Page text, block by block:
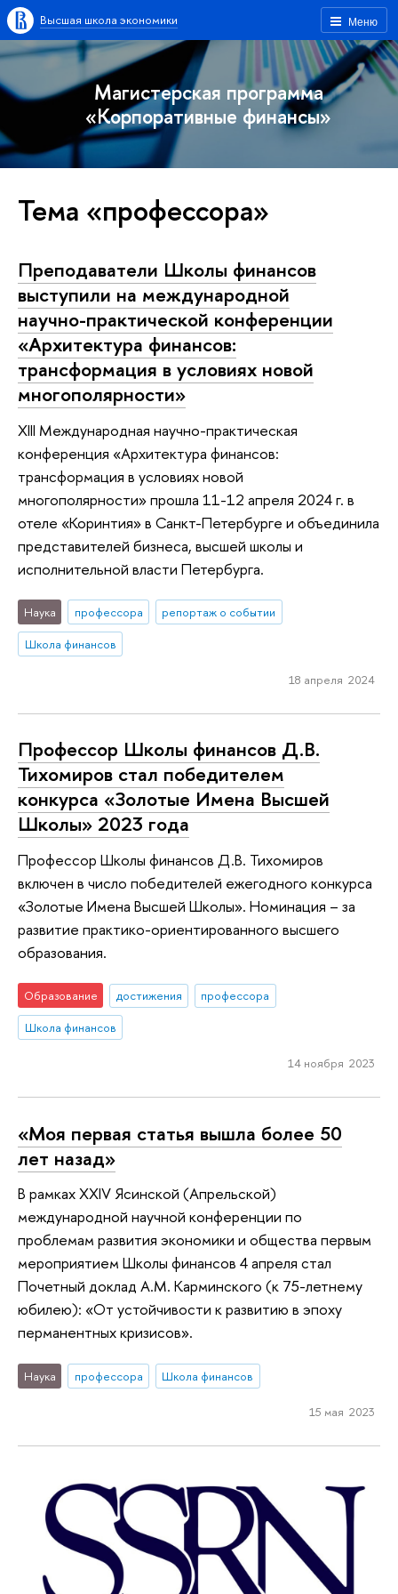
Меню
Высшая школа экономики
Магистерская программа
«Корпоративные финансы»
Тема «профессора»
Преподаватели Школы финансов
выступили на международной
научно-практической конференции
«Архитектура финансов:
трансформация в условиях новой
многополярности»
XIII Международная научно-практическая
конференция «Архитектура финансов:
трансформация в условиях новой
многополярности» прошла 11-12 апреля 2024 г. в
отеле «Коринтия» в Санкт-Петербурге и объединила
представителей бизнеса, высшей школы и
исполнительной власти Петербурга.
Наука профессора
репортаж о событии
Школа финансов
18 апреля 2024
Профессор Школы финансов Д.В.
Тихомиров стал победителем
конкурса «Золотые Имена Высшей
Школы» 2023 года
Профессор Школы финансов Д.В. Тихомиров
включен в число победителей ежегодного конкурса
«Золотые Имена Высшей Школы». Номинация – за
развитие практико-ориентированного высшего
образования.
Образование достижения
профессора
Школа финансов
14 ноября 2023
«Моя первая статья вышла более 50
лет назад»
В рамках XXIV Ясинской (Апрельской)
международной научной конференции по
проблемам развития экономики и общества первым
мероприятием Школы финансов 4 апреля стал
Почетный доклад А.М. Карминского (к 75-летнему
юбилею): «От устойчивости к развитию в эпоху
перманентных кризисов».
Наука профессора Школа финансов
15 мая 2023